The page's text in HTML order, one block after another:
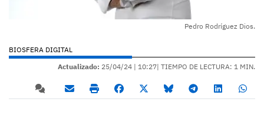
Pedro Rodríguez Dios.
BIOSFERA DIGITAL
Actualizado: 25/04/24 | 10:27| TIEMPO DE LECTURA: 1 MIN.